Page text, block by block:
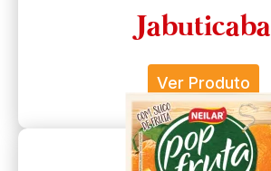
Jabuticaba
Ver Produto